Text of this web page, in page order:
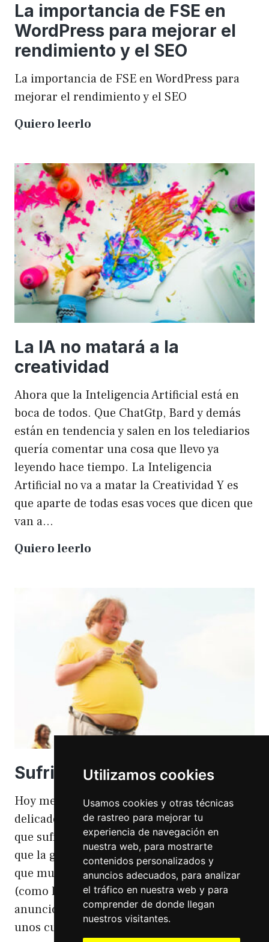
Utilizamos cookies
Usamos cookies y otras técnicas
de rastreo para mejorar tu
experiencia de navegación en
nuestra web, para mostrarte
contenidos personalizados y
anuncios adecuados, para analizar
el tráfico en nuestra web y para
comprender de donde llegan
nuestros visitantes.
La importancia de FSE en
WordPress para mejorar el
rendimiento y el SEO
La importancia de FSE en WordPress para
mejorar el rendimiento y el SEO
Quiero leerlo
de
FSE
en
WordPress
para
mejorar
el
rendimiento
y
el
SEO
La IA no matará a la
creatividad
Ahora que la Inteligencia Artificial está en
boca de todos. Que ChatGtp, Bard y demás
están en tendencia y salen en los telediarios
quería comentar una cosa que llevo ya
leyendo hace tiempo. La Inteligencia
Artificial no va a matar la Creatividad Y es
que aparte de todas esas voces que dicen que
van a…
Quiero leerlo
matará
a
la
creatividad
Sufriendo la gordofobia
Hoy me apetece hablar de un temita
delicado. Hoy hablo de gordofobia. Una cosa
que sufro día si día también. Gordofobia Y es
que la gordofobia es algo que existe. Algo
que muchas personas sufrimos en silencio
(como las hemorroides, al igual que en el
anuncio). Nos están vendiendo siempre
unos cuerpos normativos y en…